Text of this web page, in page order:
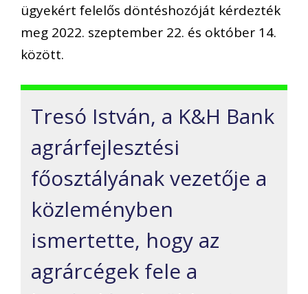
ügyekért felelős döntéshozóját kérdezték
meg 2022. szeptember 22. és október 14.
között.
Tresó István, a K&H Bank
agrárfejlesztési
főosztályának vezetője a
közleményben
ismertette, hogy az
agrárcégek fele a